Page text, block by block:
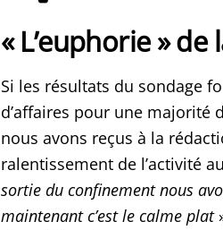
« L’euphorie »
Si les résultats du sondage
d’affaires pour une majorité
nous avons reçus à la
ralentissement de l’activité
sortie du confinement nous
maintenant c’est le calme plat